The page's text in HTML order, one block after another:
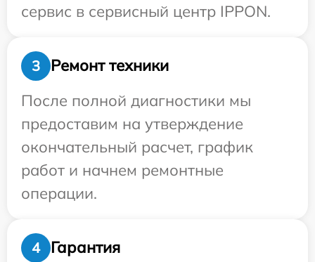
сервис в сервисный центр IPPON.
3
Ремонт техники
После полной диагностики мы
предоставим на утверждение
окончательный расчет, график
работ и начнем ремонтные
операции.
4
Гарантия